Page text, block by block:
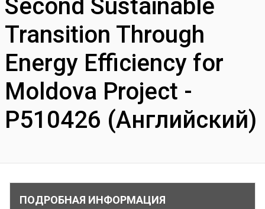
Second Sustainable
Transition Through
Energy Efficiency for
Moldova Project -
P510426 (Английский)
ПОДРОБНАЯ ИНФОРМАЦИЯ